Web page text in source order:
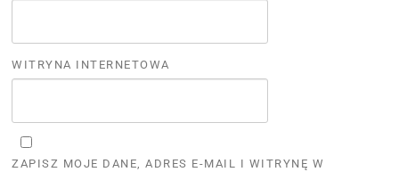
WITRYNA INTERNETOWA
ZAPISZ MOJE DANE, ADRES E-MAIL I WITRYNĘ W